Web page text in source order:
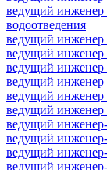
ведущий инженер
водоотведения
ведущий
ведущий инженер
ведущий
ведущий инженер
ведущий инженер
ведущий инженер
ведущий
ведущий
ведущий
ведущий